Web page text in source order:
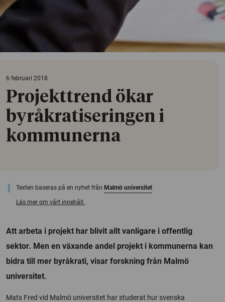
6 februari 2018
Projekttrend ökar
byråkratiseringen i
kommunerna
Texten baseras på en nyhet från Malmö universitet
Läs mer om vårt innehåll.
Att arbeta i projekt har blivit allt vanligare i offentlig
sektor. Men en växande andel projekt i kommunerna kan
bidra till mer byråkrati, visar forskning från Malmö
universitet.
Mats Fred vid Malmö universitet har studerat hur svenska